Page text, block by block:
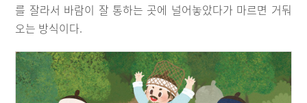
를 잘라서 바람이 잘 통하는 곳에 널어놓았다가 마르면 거둬
오는 방식이다.